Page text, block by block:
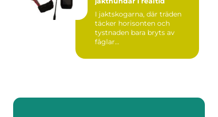
I jaktskogarna, där träden
täcker horisonten och
tystnaden bara bryts av
fåglar...